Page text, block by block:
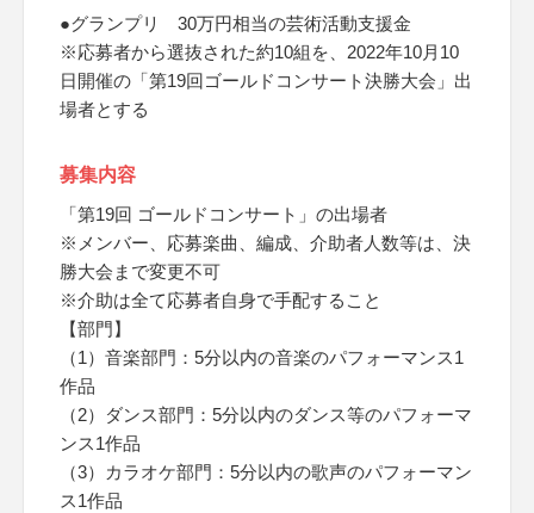
●グランプリ 30万円相当の芸術活動支援金
※応募者から選抜された約10組を、2022年10月10
日開催の「第19回ゴールドコンサート決勝大会」出
場者とする
募集内容
「第19回 ゴールドコンサート」の出場者
※メンバー、応募楽曲、編成、介助者人数等は、決
勝大会まで変更不可
※介助は全て応募者自身で手配すること
【部門】
（1）音楽部門：5分以内の音楽のパフォーマンス1
作品
（2）ダンス部門：5分以内のダンス等のパフォーマ
ンス1作品
（3）カラオケ部門：5分以内の歌声のパフォーマン
ス1作品